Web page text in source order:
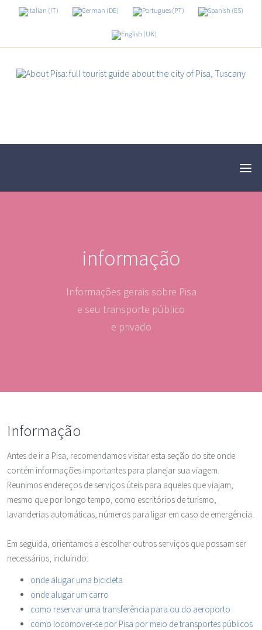
informação
Informações gerais sobre Pisa
e seu transporte público
e privado
Informação
Antes de ir a Pisa, recomendamos visitar esta seção do site onde
contém informações importantes para planejar sua viagem.
Reunimos endereços de serviços úteis para aqueles que viajam,
mesmo que por longo tempo, como escritórios de turismo,
lavanderias automáticas, números para ligar em caso de emergência.
Em seguida, orientamos a escolher outros serviços que possam ser
necessários, incluindo:
onde alugar uma bicicleta
onde alugar um carro
como reservar uma transferência para ou do aeroporto
como locomover-se por Pisa por meio de transportes públicos